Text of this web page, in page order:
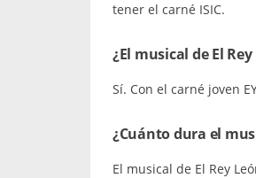
tener el carné ISIC.
¿El musical de El
Sí. Con el carné joven
¿Cuánto dura el
El musical de El Rey